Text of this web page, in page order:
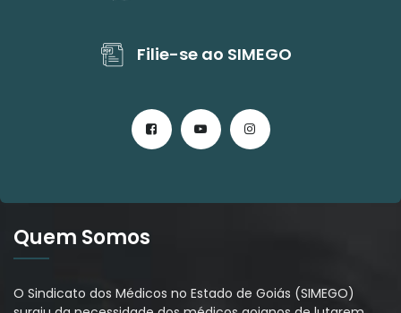
Filie-se ao SIMEGO
Quem Somos
O Sindicato dos Médicos no Estado de Goiás (SIMEGO)